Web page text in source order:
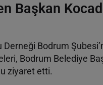
Başkan
Bodrum
Bodrum Belediye
ziyaret etti.